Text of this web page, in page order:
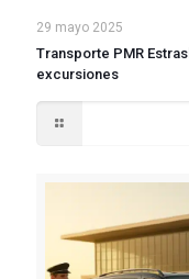
29 mayo 2025
Transporte PMR
excursiones